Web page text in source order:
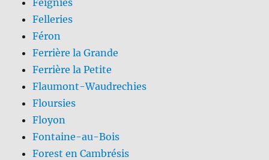
Felleries
Féron
Ferrière la Grande
Ferrière la Petite
Flaumont-Waudrechies
Floursies
Floyon
Fontaine-au-Bois
Forest en Cambrésis